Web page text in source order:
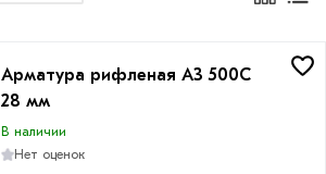
Арматура рифленая А3 500С
28 мм
В наличии
Нет оценок